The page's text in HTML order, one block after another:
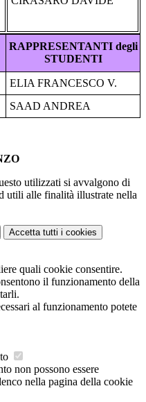
RAPPRESENTANTI degli
STUDENTI
ELIA FRANCESCO V.
SAAD ANDREA
utilizzati si avvalgono di
utili alle finalità illustrate nella
Accetta tutti i cookies
quali cookie consentire.
il funzionamento della
al funzionamento potete
non possono essere
nella pagina della cookie